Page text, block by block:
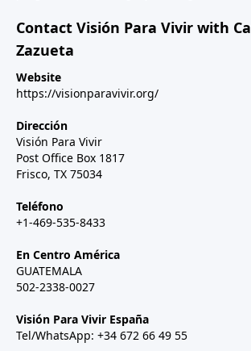
Contact Visión Para Vivir with
Zazueta
Website
https://visionparavivir.org/
Dirección
Visión Para Vivir
Post Office Box 1817
Frisco, TX 75034
Teléfono
+1-469-535-8433
En Centro América
GUATEMALA
502-2338-0027
Visión Para Vivir España
Tel/WhatsApp: +34 672 66 49 55